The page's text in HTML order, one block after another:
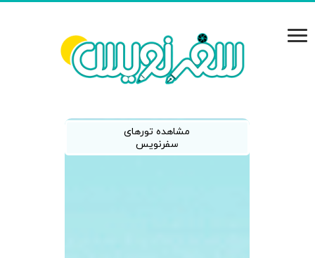
مشاهده تورهای
سفرنویس